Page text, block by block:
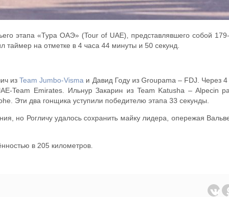
этапа «Тура ОАЭ» (Tour of UAE), представлявшего собой
таймер на отметке в 4 часа 44 минуты и 50 секунд.
изTeam Jumbo-Visma и Давид Году из Groupama – FDJ. Через
Emirates. Ильнур Закарин из Team Katusha – Alpecin
Эти два гонщика уступили победителю этапа 33 секунды.
но Рогличу удалось сохранить майку лидера, опережая
в 205 километров.